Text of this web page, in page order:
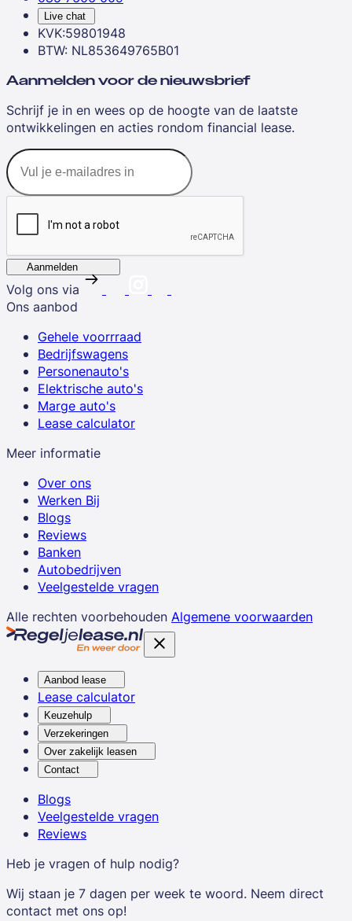
Live chat
KVK:59801948
BTW: NL853649765B01
Aanmelden voor de nieuwsbrief
Schrijf je in en wees op de hoogte van de laatste
ontwikkelingen en acties rondom financial lease.
Aanmelden
Volg ons via
Ons aanbod
Gehele voorrraad
Bedrijfswagens
Personenauto's
Elektrische auto's
Marge auto's
Lease calculator
Meer informatie
Over ons
Werken Bij
Blogs
Reviews
Banken
Autobedrijven
Veelgestelde vragen
Alle rechten voorbehouden Algemene voorwaarden
Aanbod lease
Lease calculator
Keuzehulp
Verzekeringen
Over zakelijk leasen
Contact
Blogs
Veelgestelde vragen
Reviews
Heb je vragen of hulp nodig?
Wij staan je 7 dagen per week te woord. Neem direct
contact met ons op!